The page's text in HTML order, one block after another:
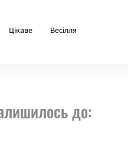
Цікаве Весілля
до: